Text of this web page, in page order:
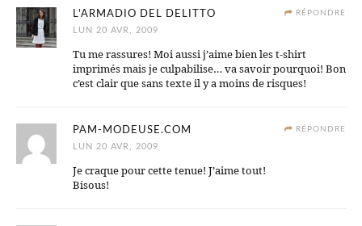
RÉPONDRE
L'ARMADIO DEL DELITTO
LUN 20 AVR, 2009
Tu me rassures! Moi aussi j’aime bien les t-shirt
imprimés mais je culpabilise… va savoir pourquoi! Bon
c’est clair que sans texte il y a moins de risques!
RÉPONDRE
PAM-MODEUSE.COM
LUN 20 AVR, 2009
Je craque pour cette tenue! J’aime tout!
Bisous!